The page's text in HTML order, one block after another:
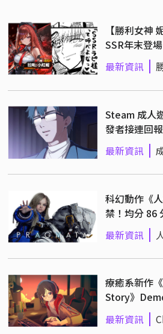
【勝利女神
SSR年末登
機等梗圖不能
最新資訊
Steam 成人
發者接連回
體驗
最新資訊
科幻動作《
禁！均分 86
謎打造嶄新體
最新資訊
療癒系新作
Story》
共度專注時光
最新資訊